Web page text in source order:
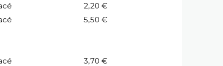
2,20 €
5,50 €
3,70 €